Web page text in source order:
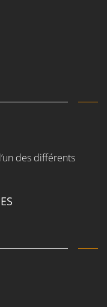
des différents
ES